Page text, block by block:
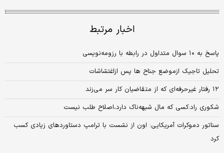
اخبار مرتبط
پاسخ به ۱۰ سوال متداول در رابطه با رزومه‌نویسی
تحلیل تاجیک ازموضع جناح ها پس ازاغتشاشات
۱۲ رفتار غیرحرفه‌ای که از متقاضیان کار سر می‌زند
شکوری راد:کسی که مال شبهه‌ناک دارد،اصلاح طلب نیست
سناتور دموکرات آمریکایی: اون از نشست با ترامپ دستاوردهای زیادی کسب
کرد